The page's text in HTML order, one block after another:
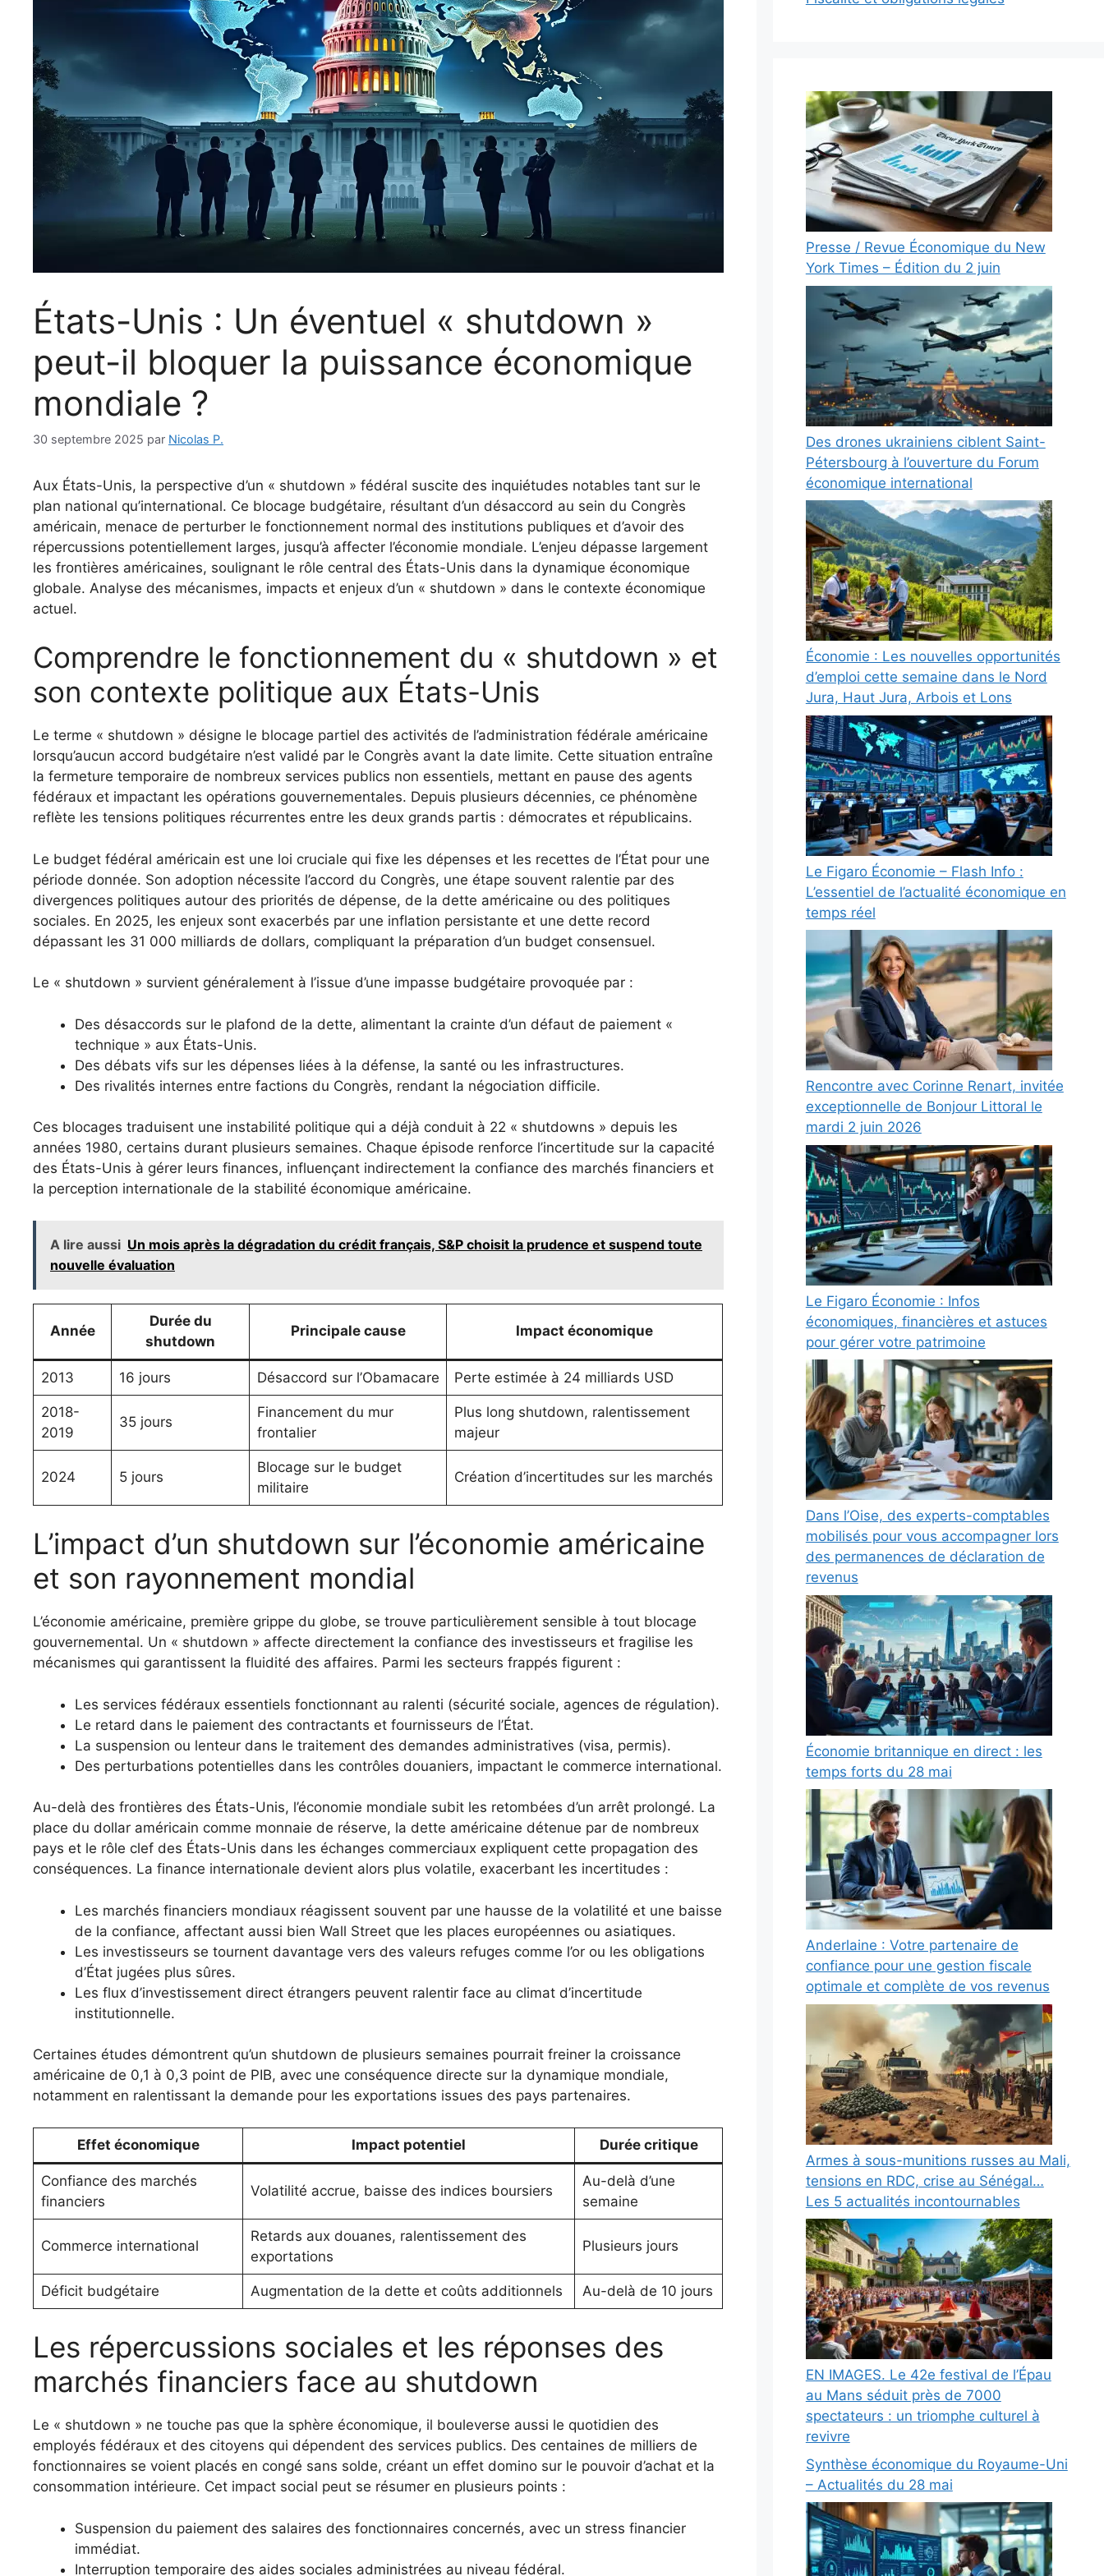
États-Unis : Un éventuel « shutdown »
peut-il bloquer la puissance économique
mondiale ?
30 septembre 2025 par Nicolas P.
Aux États-Unis, la perspective d’un « shutdown » fédéral suscite des inquiétudes notables tant sur le
plan national qu’international. Ce blocage budgétaire, résultant d’un désaccord au sein du Congrès
américain, menace de perturber le fonctionnement normal des institutions publiques et d’avoir des
répercussions potentiellement larges, jusqu’à affecter l’économie mondiale. L’enjeu dépasse largement
les frontières américaines, soulignant le rôle central des États-Unis dans la dynamique économique
globale. Analyse des mécanismes, impacts et enjeux d’un « shutdown » dans le contexte économique
actuel.
Comprendre le fonctionnement du « shutdown » et
son contexte politique aux États-Unis
Le terme « shutdown » désigne le blocage partiel des activités de l’administration fédérale américaine
lorsqu’aucun accord budgétaire n’est validé par le Congrès avant la date limite. Cette situation entraîne
la fermeture temporaire de nombreux services publics non essentiels, mettant en pause des agents
fédéraux et impactant les opérations gouvernementales. Depuis plusieurs décennies, ce phénomène
reflète les tensions politiques récurrentes entre les deux grands partis : démocrates et républicains.
Le budget fédéral américain est une loi cruciale qui fixe les dépenses et les recettes de l’État pour une
période donnée. Son adoption nécessite l’accord du Congrès, une étape souvent ralentie par des
divergences politiques autour des priorités de dépense, de la dette américaine ou des politiques
sociales. En 2025, les enjeux sont exacerbés par une inflation persistante et une dette record
dépassant les 31 000 milliards de dollars, compliquant la préparation d’un budget consensuel.
Le « shutdown » survient généralement à l’issue d’une impasse budgétaire provoquée par :
Des désaccords sur le plafond de la dette, alimentant la crainte d’un défaut de paiement «
technique » aux États-Unis.
Des débats vifs sur les dépenses liées à la défense, la santé ou les infrastructures.
Des rivalités internes entre factions du Congrès, rendant la négociation difficile.
Ces blocages traduisent une instabilité politique qui a déjà conduit à 22 « shutdowns » depuis les
années 1980, certains durant plusieurs semaines. Chaque épisode renforce l’incertitude sur la capacité
des États-Unis à gérer leurs finances, influençant indirectement la confiance des marchés financiers et
la perception internationale de la stabilité économique américaine.
A lire aussi Un mois après la dégradation du crédit français, S&P choisit la prudence et suspend toute
nouvelle évaluation
Année
Durée du
shutdown
Principale cause Impact économique
2013 16 jours Désaccord sur l’Obamacare Perte estimée à 24 milliards USD
2018-
2019
35 jours
Financement du mur
frontalier
Plus long shutdown, ralentissement
majeur
2024 5 jours
Blocage sur le budget
militaire
Création d’incertitudes sur les marchés
L’impact d’un shutdown sur l’économie américaine
et son rayonnement mondial
L’économie américaine, première grippe du globe, se trouve particulièrement sensible à tout blocage
gouvernemental. Un « shutdown » affecte directement la confiance des investisseurs et fragilise les
mécanismes qui garantissent la fluidité des affaires. Parmi les secteurs frappés figurent :
Les services fédéraux essentiels fonctionnant au ralenti (sécurité sociale, agences de régulation).
Le retard dans le paiement des contractants et fournisseurs de l’État.
La suspension ou lenteur dans le traitement des demandes administratives (visa, permis).
Des perturbations potentielles dans les contrôles douaniers, impactant le commerce international.
Au-delà des frontières des États-Unis, l’économie mondiale subit les retombées d’un arrêt prolongé. La
place du dollar américain comme monnaie de réserve, la dette américaine détenue par de nombreux
pays et le rôle clef des États-Unis dans les échanges commerciaux expliquent cette propagation des
conséquences. La finance internationale devient alors plus volatile, exacerbant les incertitudes :
Les marchés financiers mondiaux réagissent souvent par une hausse de la volatilité et une baisse
de la confiance, affectant aussi bien Wall Street que les places européennes ou asiatiques.
Les investisseurs se tournent davantage vers des valeurs refuges comme l’or ou les obligations
d’État jugées plus sûres.
Les flux d’investissement direct étrangers peuvent ralentir face au climat d’incertitude
institutionnelle.
Certaines études démontrent qu’un shutdown de plusieurs semaines pourrait freiner la croissance
américaine de 0,1 à 0,3 point de PIB, avec une conséquence directe sur la dynamique mondiale,
notamment en ralentissant la demande pour les exportations issues des pays partenaires.
Effet économique Impact potentiel Durée critique
Confiance des marchés
financiers
Volatilité accrue, baisse des indices boursiers
Au-delà d’une
semaine
Commerce international
Retards aux douanes, ralentissement des
exportations
Plusieurs jours
Déficit budgétaire Augmentation de la dette et coûts additionnels Au-delà de 10 jours
Les répercussions sociales et les réponses des
marchés financiers face au shutdown
Le « shutdown » ne touche pas que la sphère économique, il bouleverse aussi le quotidien des
employés fédéraux et des citoyens qui dépendent des services publics. Des centaines de milliers de
fonctionnaires se voient placés en congé sans solde, créant un effet domino sur le pouvoir d’achat et la
consommation intérieure. Cet impact social peut se résumer en plusieurs points :
Suspension du paiement des salaires des fonctionnaires concernés, avec un stress financier
immédiat.
Interruption temporaire des aides sociales administrées au niveau fédéral.
Presse / Revue Économique du New
York Times – Édition du 2 juin
Des drones ukrainiens ciblent Saint-
Pétersbourg à l’ouverture du Forum
économique international
Économie : Les nouvelles opportunités
d’emploi cette semaine dans le Nord
Jura, Haut Jura, Arbois et Lons
Le Figaro Économie – Flash Info :
L’essentiel de l’actualité économique en
temps réel
Rencontre avec Corinne Renart, invitée
exceptionnelle de Bonjour Littoral le
mardi 2 juin 2026
Le Figaro Économie : Infos
économiques, financières et astuces
pour gérer votre patrimoine
Dans l’Oise, des experts-comptables
mobilisés pour vous accompagner lors
des permanences de déclaration de
revenus
Économie britannique en direct : les
temps forts du 28 mai
Anderlaine : Votre partenaire de
confiance pour une gestion fiscale
optimale et complète de vos revenus
Armes à sous-munitions russes au Mali,
tensions en RDC, crise au Sénégal…
Les 5 actualités incontournables
EN IMAGES. Le 42e festival de l’Épau
au Mans séduit près de 7000
spectateurs : un triomphe culturel à
revivre
Synthèse économique du Royaume-Uni
– Actualités du 28 mai